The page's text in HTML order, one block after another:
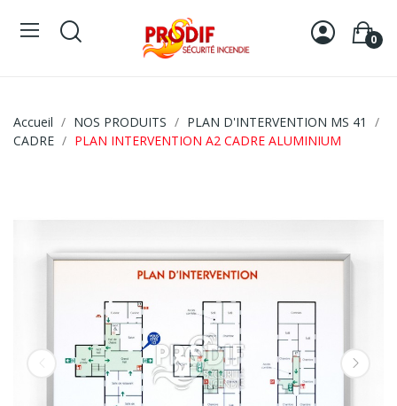
0
Accueil NOS PRODUITS
PLAN D'INTERVENTION MS 41
CADRE
PLAN INTERVENTION A2 CADRE ALUMINIUM